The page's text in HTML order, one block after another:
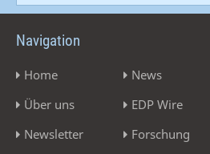
Navigation
Home
Über uns
Newsletter
News
EDP Wire
Forschung